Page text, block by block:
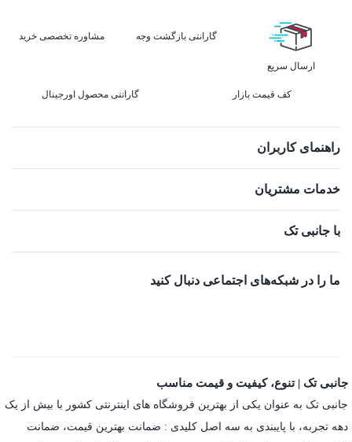
ارسال سریع
گارانتی بازگشت وجه مشاوره تخصصی خرید
کف قیمت بازار گارانتی محصول اورجینال
راهنمای کاربران
خدمات مشتریان
با جانبی تک
ما را در شبکه‌های اجتماعی دنبال کنید
جانبی تک | تنوع، کیفیت و قیمت مناسب
جانبی تک به عنوان یکی از بهترین فروشگاه های اینترنتی کشور با بیش از یک
دهه تجربه، با پایبندی به سه اصل کلیدی : ضمانت بهترین قیمت، ضمانت